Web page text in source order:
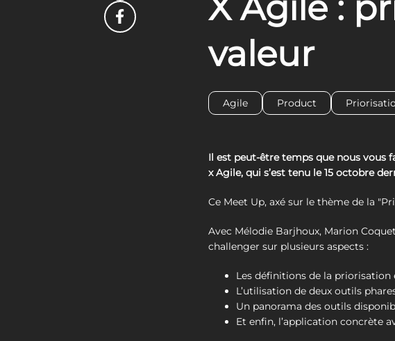
valeur
Agile Product
Il est peut-être temps que nous vous
x Agile, qui s’est tenu le 15 octobre
Ce Meet Up, axé sur le thème de la
Avec Mélodie Barjhoux, Marion
challenger sur plusieurs aspects :
Les définitions de la priorisation
L’utilisation de deux outils
Un panorama des outils
Et enfin, l’application concrète